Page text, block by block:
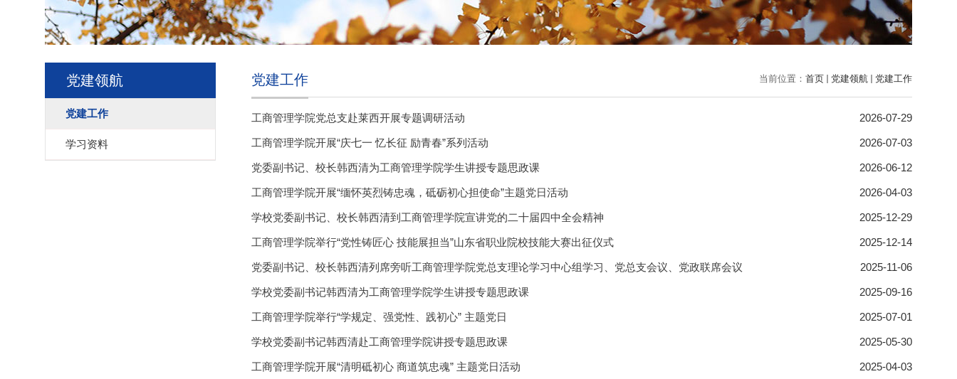
党建领航
党建工作
学习资料
当前位置： 首页 党建领航 党建工作
党建工作
工商管理学院党总支赴莱西开展专题调研活动 2026-07-29
工商管理学院开展“庆七一 忆长征 励青春”系列活动 2026-07-03
党委副书记、校长韩西清为工商管理学院学生讲授专题思政课 2026-06-12
工商管理学院开展“缅怀英烈铸忠魂，砥砺初心担使命”主题党日活动 2026-04-03
学校党委副书记、校长韩西清到工商管理学院宣讲党的二十届四中全会精神 2025-12-29
工商管理学院举行“党性铸匠心 技能展担当”山东省职业院校技能大赛出征仪式 2025-12-14
党委副书记、校长韩西清列席旁听工商管理学院党总支理论学习中心组学习、党总支会议、党政联席会议 2025-11-06
学校党委副书记韩西清为工商管理学院学生讲授专题思政课 2025-09-16
工商管理学院举行“学规定、强党性、践初心” 主题党日 2025-07-01
学校党委副书记韩西清赴工商管理学院讲授专题思政课 2025-05-30
工商管理学院开展“清明砥初心 商道筑忠魂” 主题党日活动 2025-04-03